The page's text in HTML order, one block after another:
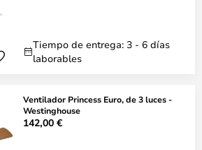
Tiempo de entrega: 3 - 6 días
laborables
Ventilador Princess Euro, de 3 luces -
Westinghouse
142,00 €